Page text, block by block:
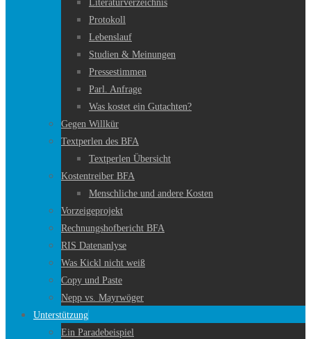
Literaturverzeichnis
Protokoll
Lebenslauf
Studien & Meinungen
Pressestimmen
Parl. Anfrage
Was kostet ein Gutachten?
Gegen Willkür
Textperlen des BFA
Textperlen Übersicht
Kostentreiber BFA
Menschliche und andere Kosten
Vorzeigeprojekt
Rechnungshofbericht BFA
RIS Datenanlyse
Was Kickl nicht weiß
Copy und Paste
Nepp vs. Mayrwöger
Unterstützung
Ein Paradebeispiel